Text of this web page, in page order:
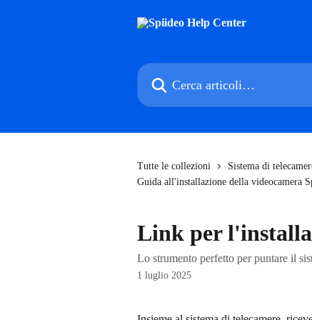
Cerca articoli…
Tutte le collezioni
Sistema di
Guida all'installazione della videocamera
Link per
Lo strumento perfetto per puntare il
1 luglio 2025